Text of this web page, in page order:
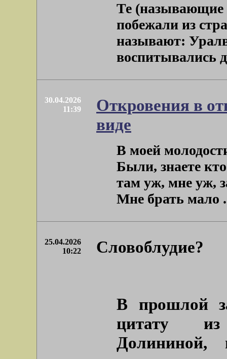
Те (называющие
побежали из
называют:
воспитывались
30.04.2026
11:39
Откровения в
виде
В моей
Были, знаете
там уж, мне уж,
Мне брать мало
25.04.2026
10:22
Словоблудие?
В прошлой
цитату
Долининой,